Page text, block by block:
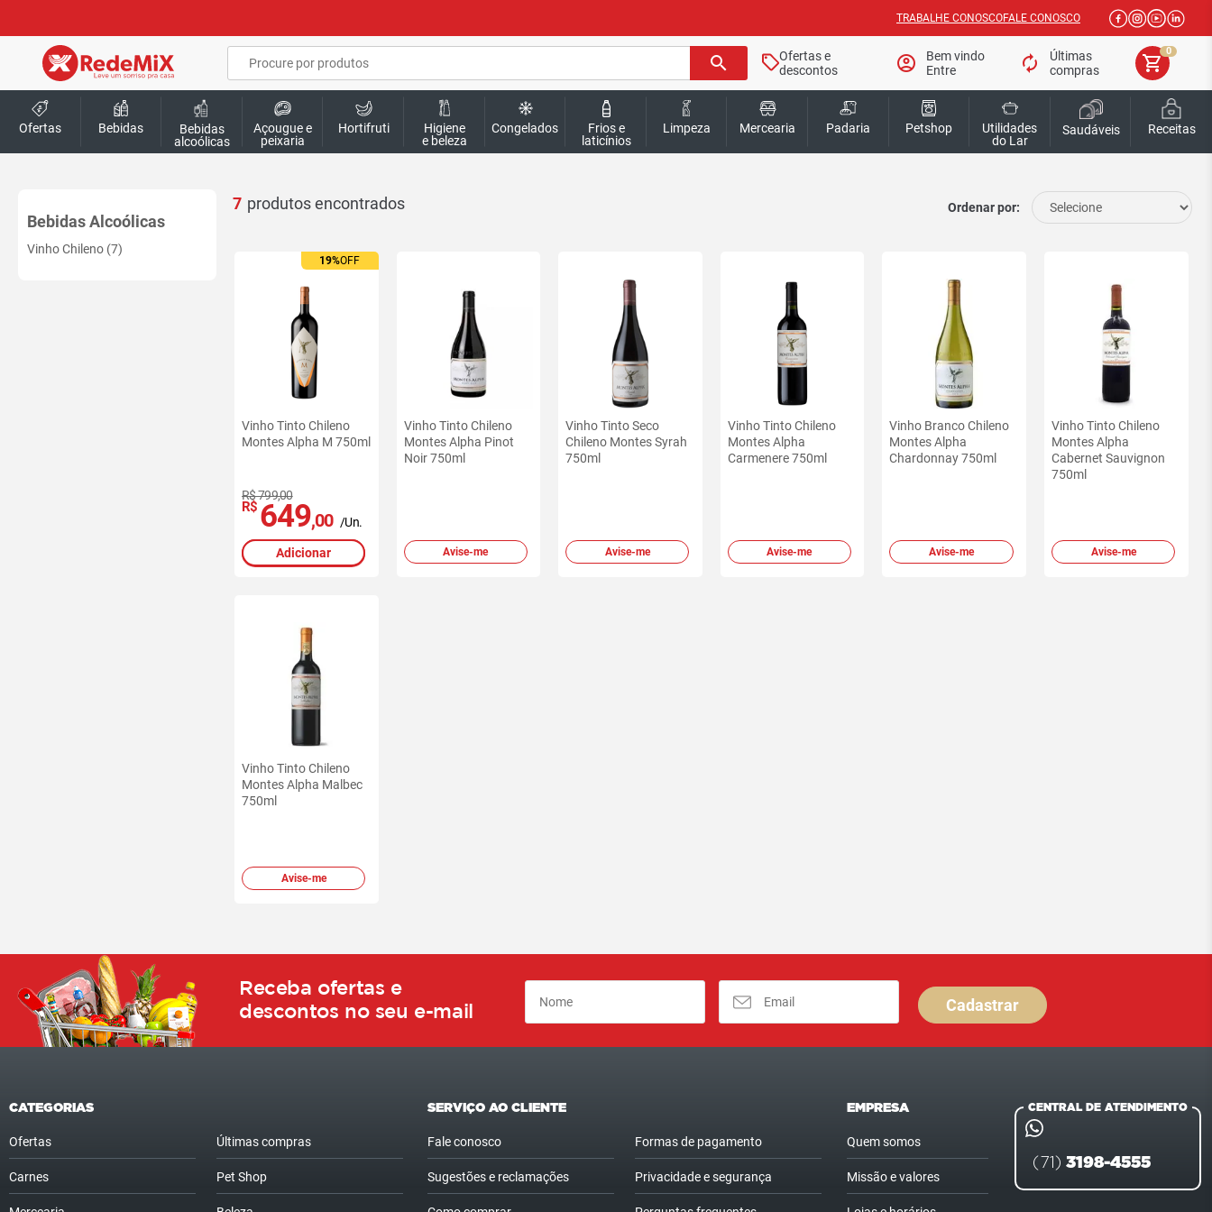
TRABALHE CONOSCOFALE CONOSCO
search
Ofertas e
descontos
account_circle
Bem vindo
Entre
autorenew
Últimas
compras
shopping_cart
0
Ofertas Bebidas
Bebidas
alcoólicas
Açougue e
peixaria
Hortifruti
Higiene
e beleza
Congelados
Frios e
laticínios
Limpeza Mercearia Padaria Petshop
Utilidades
do Lar
Saudáveis Receitas
Bebidas Alcoólicas
Vinho Chileno (7)
7 Ordenar por:
19%OFF
Vinho Tinto Chileno
Montes Alpha M 750ml
R$ 799,00
R$ 649,00 /Un.
Adicionar
Vinho Tinto Chileno
Montes Alpha Pinot
Noir 750ml
Avise-me
Vinho Tinto Seco
Chileno Montes Syrah
750ml
Avise-me
Vinho Tinto Chileno
Montes Alpha
Carmenere 750ml
Avise-me
Vinho Branco Chileno
Montes Alpha
Chardonnay 750ml
Avise-me
Vinho Tinto Chileno
Montes Alpha
Cabernet Sauvignon
750ml
Avise-me
Vinho Tinto Chileno
Montes Alpha Malbec
750ml
Avise-me
Receba ofertas e
descontos no seu e-mail
Cadastrar
CATEGORIAS
Ofertas
Carnes
Últimas compras
Pet Shop
SERVIÇO AO CLIENTE
Fale conosco
Sugestões e reclamações
Formas de pagamento
Privacidade e segurança
EMPRESA
Quem somos
Missão e valores
CENTRAL DE ATENDIMENTO
(71) 3198-4555